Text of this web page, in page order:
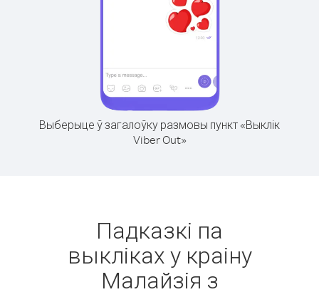
Выберыце ў загалоўку размовы пункт «Выклік
Viber Out»
Падказкі па
выкліках у краіну
Малайзія з